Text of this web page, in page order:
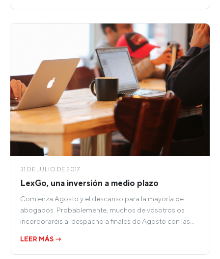
31 DE JULIO DE 2017
LexGo, una inversión a medio plazo
Comienza Agosto y el descanso para la mayoría de
abogados. Probablemente, muchos de vosotros os
incorporaréis al despacho a finales de Agosto con las…
LEER MÁS →